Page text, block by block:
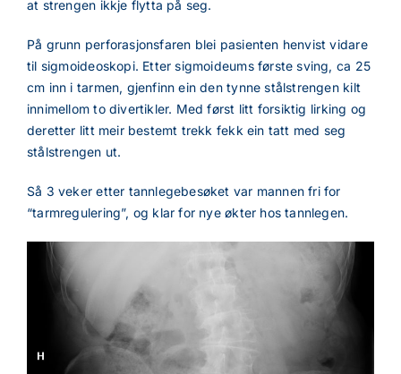
at strengen ikkje flytta på seg.
På grunn perforasjonsfaren blei pasienten henvist vidare
til sigmoideoskopi. Etter sigmoideums første sving, ca 25
cm inn i tarmen, gjenfinn ein den tynne stålstrengen kilt
innimellom to divertikler. Med først litt forsiktig lirking og
deretter litt meir bestemt trekk fekk ein tatt med seg
stålstrengen ut.
Så 3 veker etter tannlegebesøket var mannen fri for
“tarmregulering”, og klar for nye økter hos tannlegen.